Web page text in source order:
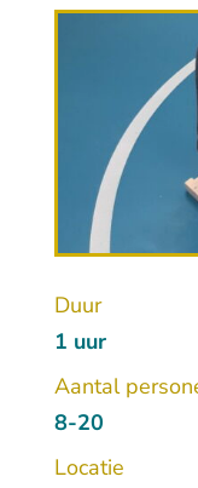
Duur
1 uur
Aantal
8-20
Locatie